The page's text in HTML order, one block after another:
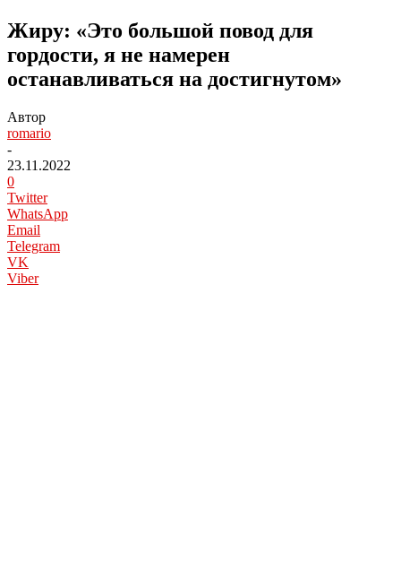
Жиру: «Это большой повод для
гордости, я не намерен
останавливаться на достигнутом»
Автор
romario
-
23.11.2022
0
Twitter
WhatsApp
Email
Telegram
VK
Viber